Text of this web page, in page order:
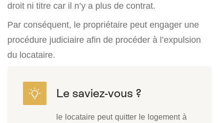
droit ni titre car il n’y a plus de contrat.
Par conséquent, le propriétaire peut engager une
procédure judiciaire afin de procéder à l’expulsion
du locataire.
le locataire peut quitter le logement à